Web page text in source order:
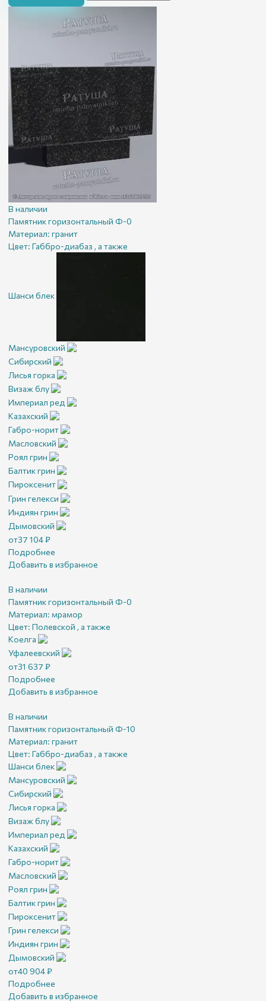
В наличии
Памятник горизонтальный Ф-0
Материал: гранит
Цвет: Габбро-диабаз , а также
Шанси блек
Мансуровский
Сибирский
Лисья горка
Визаж блу
Империал ред
Казахский
Габро-норит
Масловский
Роял грин
Балтик грин
Пироксенит
Грин гелекси
Индиян грин
Дымовский
от37 104₽
Подробнее
Добавить в избранное
В наличии
Памятник горизонтальный Ф-0
Материал: мрамор
Цвет: Полевской , а также
Коелга
Уфалеевский
от31 637 ₽
Подробнее
Добавить в избранное
В наличии
Памятник горизонтальный Ф-10
Материал: гранит
Цвет: Габбро-диабаз , а также
Шанси блек
Мансуровский
Сибирский
Лисья горка
Визаж блу
Империал ред
Казахский
Габро-норит
Масловский
Роял грин
Балтик грин
Пироксенит
Грин гелекси
Индиян грин
Дымовский
от40 904₽
Подробнее
Добавить в избранное